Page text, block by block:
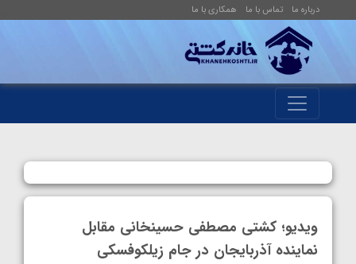
درباره ما تماس با ما همکاری با ما
ویدیو؛ کشتی مصطفی حسینخانی مقابل
نماینده آذربایجان در جام زیلکوفسکی